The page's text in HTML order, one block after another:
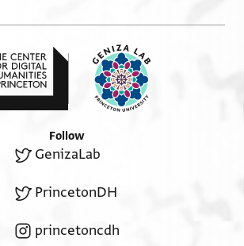
Follow
GenizaLab
PrincetonDH
princetoncdh